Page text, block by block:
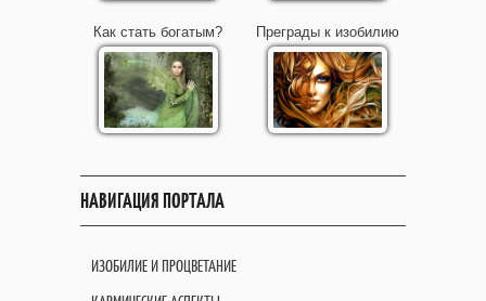
Как стать богатым? Преграды к изобилию
НАВИГАЦИЯ ПОРТАЛА
ИЗОБИЛИЕ И ПРОЦВЕТАНИЕ